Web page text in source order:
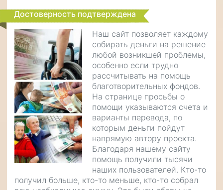
Достоверность подтверждена
Наш сайт позволяет каждому
собирать деньги на решение
любой возникшей проблемы,
особенно если трудно
рассчитывать на помощь
благотворительных фондов.
На странице просьбы о
помощи указываются счета и
варианты перевода, по
которым деньги пойдут
напрямую автору проекта.
Благодаря нашему сайту
помощь получили тысячи
наших пользователей. Кто-то
получил больше, кто-то меньше, кто-то собрал